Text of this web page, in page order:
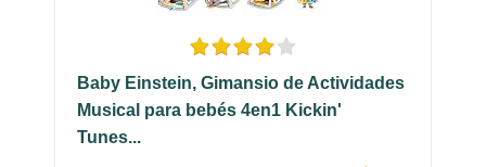
Baby Einstein, Gimansio de Actividades
Musical para bebés 4en1 Kickin'
Tunes...